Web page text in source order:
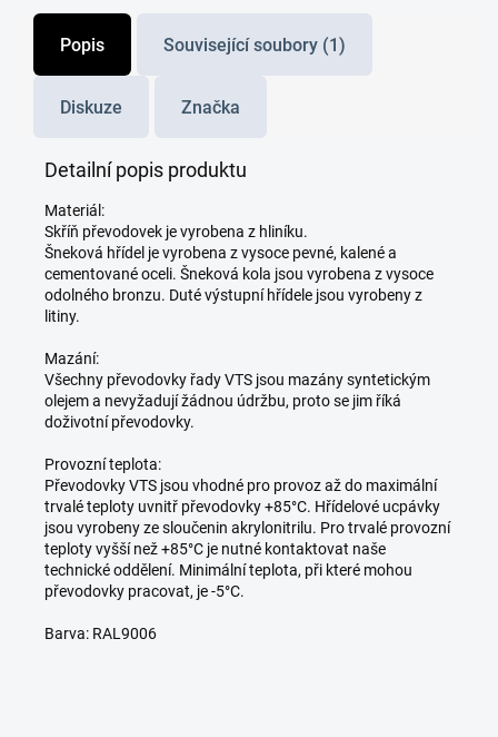
Popis Související soubory (1)
Diskuze Značka
Detailní popis produktu
Materiál:
Skříň převodovek je vyrobena z hliníku.
Šneková hřídel je vyrobena z vysoce pevné, kalené a
cementované oceli. Šneková kola jsou vyrobena z vysoce
odolného bronzu. Duté výstupní hřídele jsou vyrobeny z
litiny.
Mazání:
Všechny převodovky řady VTS jsou mazány syntetickým
olejem a nevyžadují žádnou údržbu, proto se jim říká
doživotní převodovky.
Provozní teplota:
Převodovky VTS jsou vhodné pro provoz až do maximální
trvalé teploty uvnitř převodovky +85°C. Hřídelové ucpávky
jsou vyrobeny ze sloučenin akrylonitrilu. Pro trvalé provozní
teploty vyšší než +85°C je nutné kontaktovat naše
technické oddělení. Minimální teplota, při které mohou
převodovky pracovat, je -5°C.
Barva: RAL9006